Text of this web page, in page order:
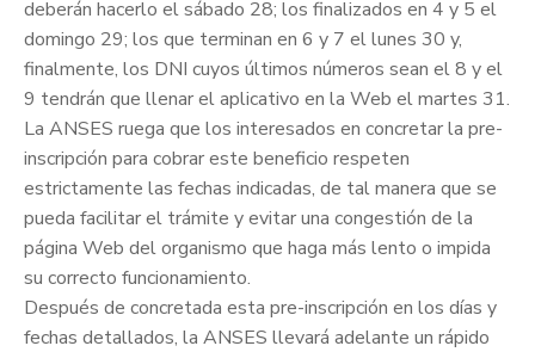
deberán hacerlo el sábado 28; los finalizados en 4 y 5 el
domingo 29; los que terminan en 6 y 7 el lunes 30 y,
finalmente, los DNI cuyos últimos números sean el 8 y el
9 tendrán que llenar el aplicativo en la Web el martes 31.
La ANSES ruega que los interesados en concretar la pre-
inscripción para cobrar este beneficio respeten
estrictamente las fechas indicadas, de tal manera que se
pueda facilitar el trámite y evitar una congestión de la
página Web del organismo que haga más lento o impida
su correcto funcionamiento.
Después de concretada esta pre-inscripción en los días y
fechas detallados, la ANSES llevará adelante un rápido